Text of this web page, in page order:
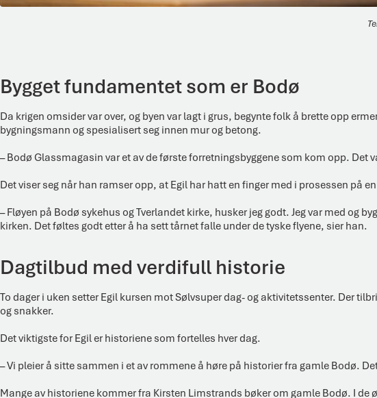
Bygget fundamentet som er Bodø
Da krigen omsider var over, og byen var lagt i grus, begynte folk å brette opp
bygningsmann og spesialisert seg innen mur og betong.
– Bodø Glassmagasin var et av de første forretningsbyggene som kom opp. Det
Det viser seg når han ramser opp, at Egil har hatt en finger med i prosessen på
– Fløyen på Bodø sykehus og Tverlandet kirke, husker jeg godt. Jeg var med og
kirken. Det føltes godt etter å ha sett tårnet falle under de tyske flyene, sier han.
Dagtilbud med verdifull historie
To dager i uken setter Egil kursen mot Sølvsuper dag- og aktivitetssenter. Der
og snakker.
Det viktigste for Egil er historiene som fortelles hver dag.
– Vi pleier å sitte sammen i et av rommene å høre på historier fra gamle Bodø.
Mange av historiene kommer fra Kirsten Limstrands bøker om gamle Bodø. I